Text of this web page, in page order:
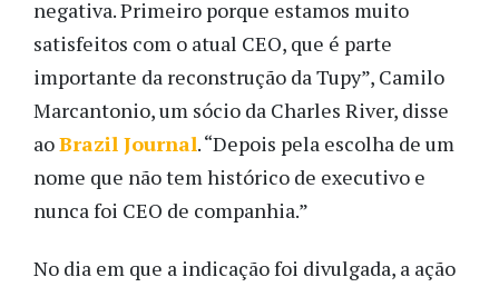
negativa. Primeiro porque estamos muito
satisfeitos com o atual CEO, que é parte
importante da reconstrução da Tupy”, Camilo
Marcantonio, um sócio da Charles River, disse
aoBrazil Journal. “Depois pela escolha de um
nome que não tem histórico de executivo e
nunca foi CEO de companhia.”
No dia em que a indicação foi divulgada, a ação